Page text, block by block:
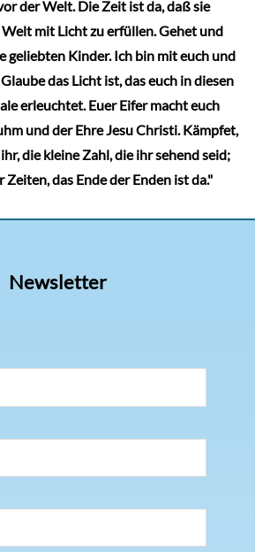
der Welt. Die Zeit ist da, daß sie
Welt mit Licht zu erfüllen. Gehet und
geliebten Kinder. Ich bin mit euch und
das Licht ist, das euch in diesen
erleuchtet. Euer Eifer macht euch
und der Ehre Jesu Christi. Kämpfet,
die kleine Zahl, die ihr sehend seid;
das Ende der Enden ist da."
Newsletter